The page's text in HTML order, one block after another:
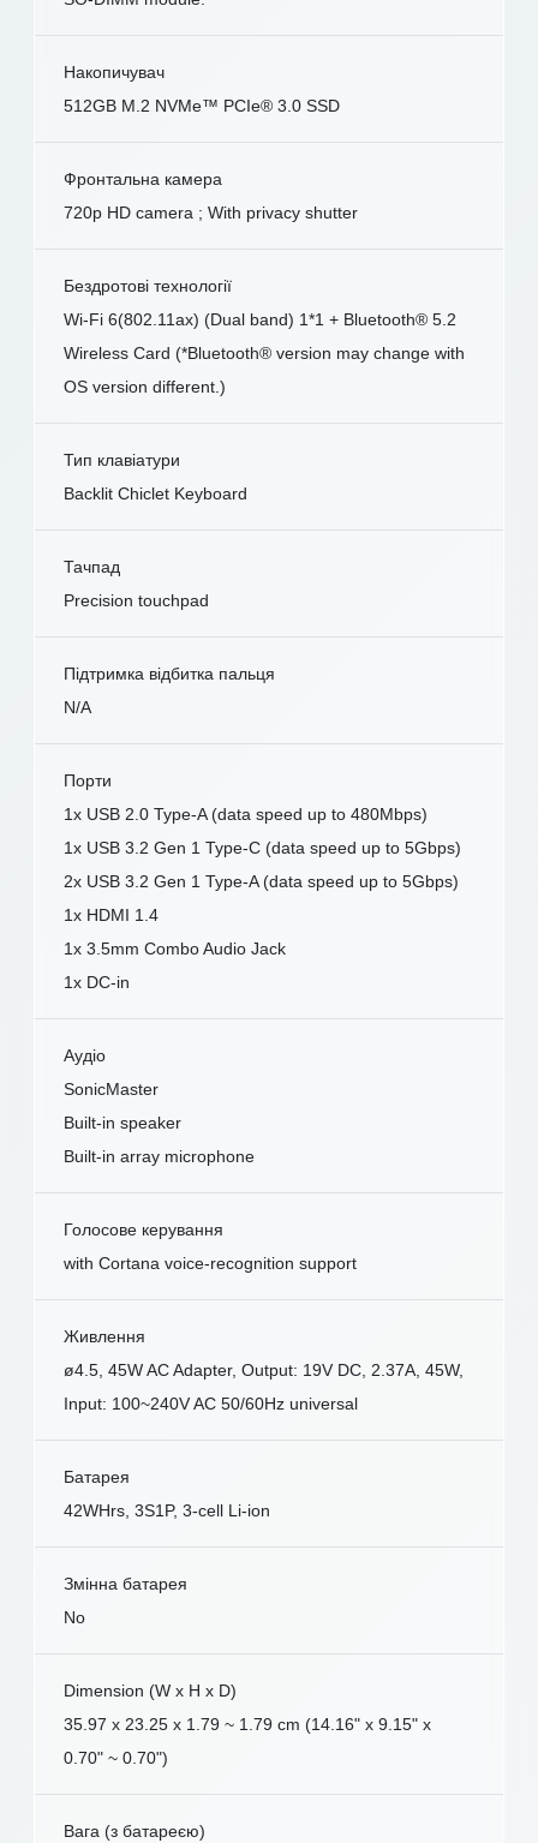
Накопичувач
512GB M.2 NVMe™ PCIe® 3.0 SSD
Фронтальна камера
720p HD camera ; With privacy shutter
Бездротові технології
Wi-Fi 6(802.11ax) (Dual band) 1*1 + Bluetooth® 5.2
Wireless Card (*Bluetooth® version may change with
OS version different.)
Тип клавіатури
Backlit Chiclet Keyboard
Тачпад
Precision touchpad
Підтримка відбитка пальця
N/A
Порти
1x USB 2.0 Type-A (data speed up to 480Mbps)
1x USB 3.2 Gen 1 Type-C (data speed up to 5Gbps)
2x USB 3.2 Gen 1 Type-A (data speed up to 5Gbps)
1x HDMI 1.4
1x 3.5mm Combo Audio Jack
1x DC-in
Аудіо
SonicMaster
Built-in speaker
Built-in array microphone
Голосове керування
with Cortana voice-recognition support
Живлення
ø4.5, 45W AC Adapter, Output: 19V DC, 2.37A, 45W,
Input: 100~240V AC 50/60Hz universal
Батарея
42WHrs, 3S1P, 3-cell Li-ion
Змінна батарея
No
Dimension (W x H x D)
35.97 x 23.25 x 1.79 ~ 1.79 cm (14.16" x 9.15" x
0.70" ~ 0.70")
Вага (з батареєю)